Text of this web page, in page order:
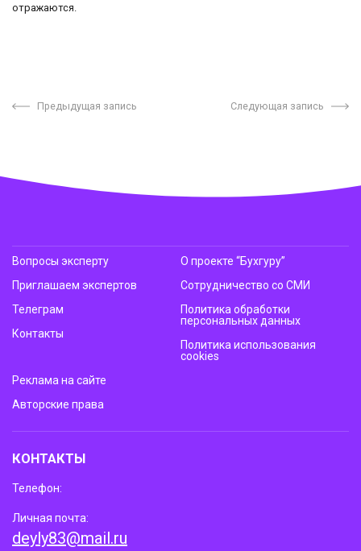
отражаются.
Предыдущая запись Следующая запись
Вопросы эксперту
Приглашаем экспертов
Телеграм
Контакты
О проекте “Бухгуру”
Сотрудничество со СМИ
Политика обработки
персональных данных
Политика использования
cookies
Реклама на сайте
Авторские права
КОНТАКТЫ
Телефон:
Личная почта:
deyly83@mail.ru